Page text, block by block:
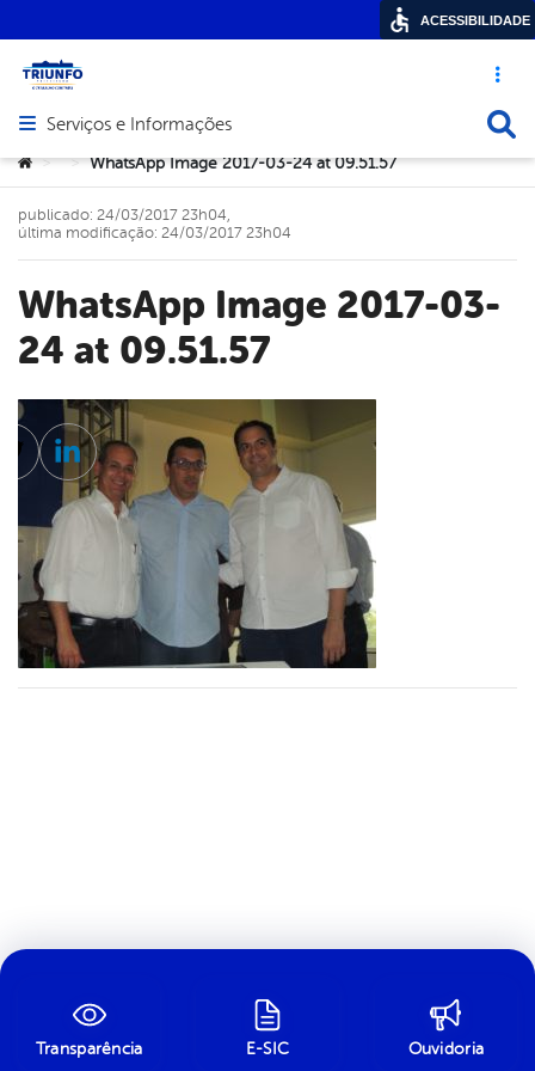
Acesso
Abrir menu principal de navegação
Serviços e Informações
Você está aqui:
> > WhatsApp Image 2017-03-24 at 09.51.57
WhatsApp Image 2017-03-
24 at 09.51.57
publicado: 24/03/2017 23h04,
última modificação: 24/03/2017 23h04
Twitter
Linkedin
Transparência E-SIC Ouvidoria
ACESSIBILIDADE